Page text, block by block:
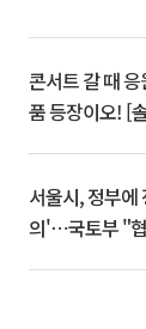
콘서트 갈 때
품 등장이오! [
서울시, 정부에
의'⋯국토부 "